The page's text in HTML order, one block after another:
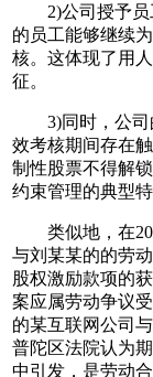
2)公司授予员
的员工能够继续
核。这体现了用
征。
3)同时，公司
效考核期间存在
制性股票不得解
约束管理的典型特
类似地，在
与刘某某的的劳
股权激励款项的
案应属劳动争议
的某互联网公司
普陀区法院认为
中引发，是劳动